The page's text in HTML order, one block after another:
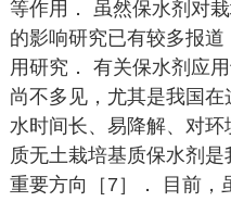
等作用． 虽然保水剂对
的影响研究已有较多报
用研究． 有关保水剂应
尚不多见，尤其是我国
水时间长、易降解、对
质无土栽培基质保水剂
重要方向［7］． 目前，